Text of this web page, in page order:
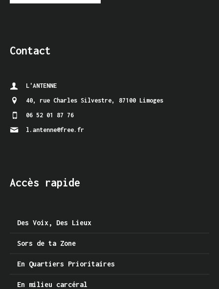
Contact
L'ANTENNE
40, rue Charles Silvestre,
87100 Limoges
06 52 01 87 76
l.antenne@free.fr
Accès rapide
Des Voix, Des Lieux
Sors de ta Zone
En Quartiers Prioritaires
En milieu carcéral